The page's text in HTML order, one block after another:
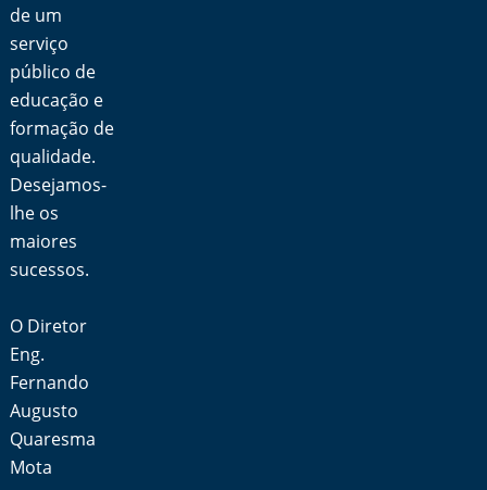
de um
serviço
público de
educação e
formação de
qualidade.
Desejamos-
lhe os
maiores
sucessos.
O Diretor
Eng.
Fernando
Augusto
Quaresma
Mota